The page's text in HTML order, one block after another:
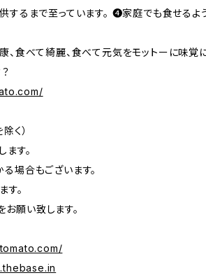
するまで至っています。 ❹家庭でも食せるよ
、食べて綺麗、食べて元気をモットーに味
く）
す。
場合もございます。
。
願い致します。